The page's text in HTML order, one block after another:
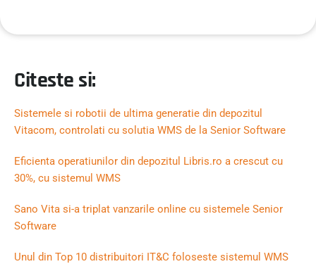
Citeste si:
Sistemele si robotii de ultima generatie din depozitul
Vitacom, controlati cu solutia WMS de la Senior Software
Eficienta operatiunilor din depozitul Libris.ro a crescut cu
30%, cu sistemul WMS
Sano Vita si-a triplat vanzarile online cu sistemele Senior
Software
Unul din Top 10 distribuitori IT&C foloseste sistemul WMS